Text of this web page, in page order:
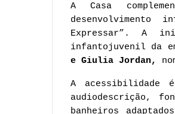
A Casa
desenvolvimento
Expressar”. A
infantojuvenil da
e Giulia Jordan,
A acessibilidade
audiodescrição,
banheiros